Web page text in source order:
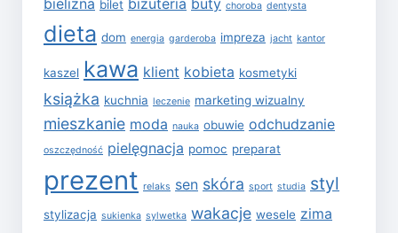
bielizna bilet biżuteria buty choroba dentysta
dieta dom energia garderoba impreza jacht kantor
kaszel kawa klient kobieta kosmetyki
książka kuchnia leczenie marketing wizualny
mieszkanie moda nauka obuwie odchudzanie
oszczędność pielęgnacja pomoc preparat
prezent relaks sen skóra sport studia styl
stylizacja sukienka sylwetka wakacje wesele zima